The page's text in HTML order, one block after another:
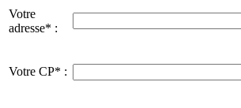
Votre
adresse* :
Votre CP* :